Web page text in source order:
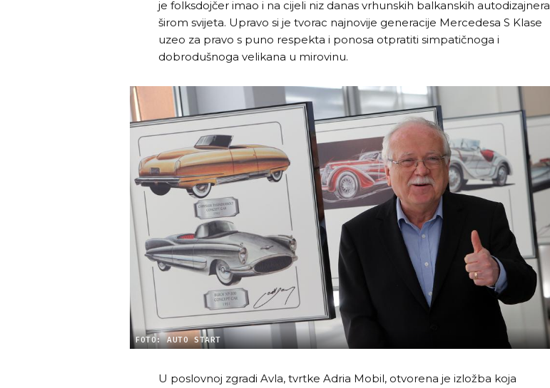
je folksdojčer imao i na cijeli niz danas vrhunskih balkanskih autodizajnera
širom svijeta. Upravo si je tvorac najnovije generacije Mercedesa S Klase
uzeo za pravo s puno respekta i ponosa otpratiti simpatičnoga i
dobrodušnoga velikana u mirovinu.
FOTO: AUTO START
U poslovnoj zgradi Avla, tvrtke Adria Mobil, otvorena je izložba koja